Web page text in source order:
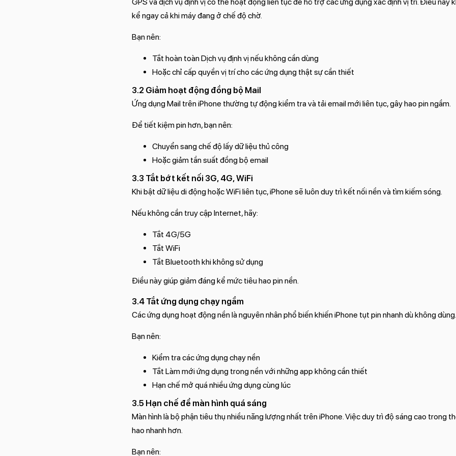
kể ngay cả khi máy đang ở chế độ chờ.
Bạn nên:
Tắt hoàn toàn Dịch vụ định vị nếu không cần dùng
Hoặc chỉ cấp quyền vị trí cho các ứng dụng thật sự cần thiết
3.2 Giảm hoạt động đồng bộ Mail
Ứng dụng Mail trên iPhone thường tự động kiểm tra và tải email mới liên tục, gây hao pin ngầm.
Để tiết kiệm pin hơn, bạn nên:
Chuyển sang chế độ lấy dữ liệu thủ công
Hoặc giảm tần suất đồng bộ email
3.3 Tắt bớt kết nối 3G, 4G, WiFi
Khi bật dữ liệu di động hoặc WiFi liên tục, iPhone sẽ luôn duy trì kết nối nền và tìm kiếm sóng.
Nếu không cần truy cập Internet, hãy:
Tắt 4G/5G
Tắt WiFi
Tắt Bluetooth khi không sử dụng
Điều này giúp giảm đáng kể mức tiêu hao pin nền.
3.4 Tắt ứng dụng chạy ngầm
Các ứng dụng hoạt động nền là nguyên nhân phổ biến khiến iPhone tụt pin nhanh dù không dùng.
Bạn nên:
Kiểm tra các ứng dụng chạy nền
Tắt Làm mới ứng dụng trong nền với những app không cần thiết
Hạn chế mở quá nhiều ứng dụng cùng lúc
3.5 Hạn chế để màn hình quá sáng
Màn hình là bộ phận tiêu thụ nhiều năng lượng nhất trên iPhone. Việc duy trì độ sáng cao trong
hao nhanh hơn.
Bạn nên: